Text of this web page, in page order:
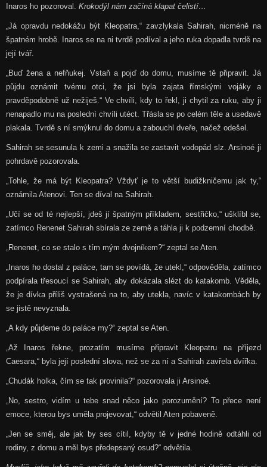
Inaros ho pozoroval. Krokodýl nám začíná klapat čelistí…
„Já opravdu nedokážu být Kleopatra,“ zavzlykala Sahirah, nicméně na
špatném hrobě. Inaros se na ni tvrdě podíval a jeho ruka dopadla tvrdě na
její tvář.
„Buď žena a nefňukej. Vstaň a pojď do domu, musíme tě připravit. Já
půjdu oznámit tvému otci, že jsi byla zajata římskými vojáky a
pravděpodobně už nežiješ.“ Ve chvíli, kdy to řekl, ji chytil za ruku, aby ji
nenapadlo mu na poslední chvíli utéct. Třásla se po celém těle a usedavě
plakala. Tvrdě s ní smýknul do domu a zabouchl dveře, načež odešel.
Sahirah se sesunula k zemi a snažila se zastavit vodopád slz. Arsinoé ji
pohrdavě pozorovala.
„Tohle, že má být Kleopatra? Vždyť je to větší budižkničemu jak ty,“
oznámila Atenovi. Ten se díval na Sahirah.
„Učí se od té nejlepší, jdeš jí špatným příkladem, sestřičko,“ ušklíbl se,
zatímco Renenet Sahirah sbírala ze země a táhla ji k podzemní chodbě.
„Renenet, co se stalo s tím mým dvojníkem?“ zeptal se Aten.
„Inaros ho dostal z paláce, tam se povídá, že utekl,“ odpověděla, zatímco
podpírala třesoucí se Sahirah, aby dokázala slézt do katakomb. Věděla,
že je dívka příliš vystrašená na to, aby utekla, navíc v katakombách by
se jistě nevyznala.
„A kdy půjdeme do paláce my?“ zeptal se Aten.
„Až Inaros řekne, prozatím musíme připravit Kleopatru na příjezd
Caesara,“ byla její poslední slova, než se za ní a Sahirah zavřela dvířka.
„Chudák holka, čím se tak provinila?“ pozorovala ji Arsinoé.
„No, sestro, vidím u tebe snad něco jako porozumění? To přece není
emoce, kterou bys uměla projevovat,“ odvětil Aten pobaveně.
„Jen se směj, ale jak by ses cítil, kdyby tě v jedné hodině odtáhli od
rodiny, z domu a měl bys předepsaný osud?“ odvětila.